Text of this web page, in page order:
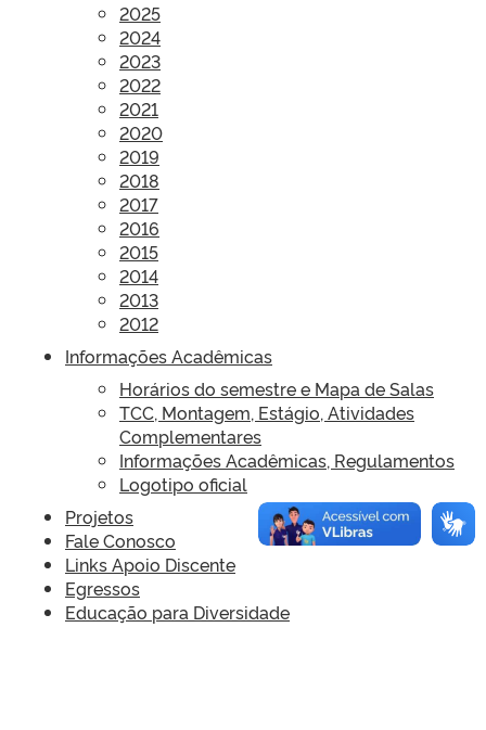
2025
2024
2023
2022
2021
2020
2019
2018
2017
2016
2015
2014
2013
2012
Informações Acadêmicas
Horários do semestre e Mapa de Salas
TCC, Montagem, Estágio, Atividades
Complementares
Informações Acadêmicas, Regulamentos
Logotipo oficial
Projetos
Fale Conosco
Links Apoio Discente
Egressos
Educação para Diversidade